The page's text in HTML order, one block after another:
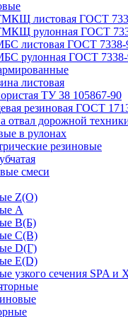
листовая ГОСТ
рулонная ГОСТ
листовая ГОСТ 7338-
рулонная ГОСТ
листовая
ТУ 38 105867-90
резиновая ГОСТ
отвал дорожной
в рулонах
резиновые
смеси
Z(О)
A
B(Б)
C(В)
D(Г)
Е(D)
узкого сечения SPA и